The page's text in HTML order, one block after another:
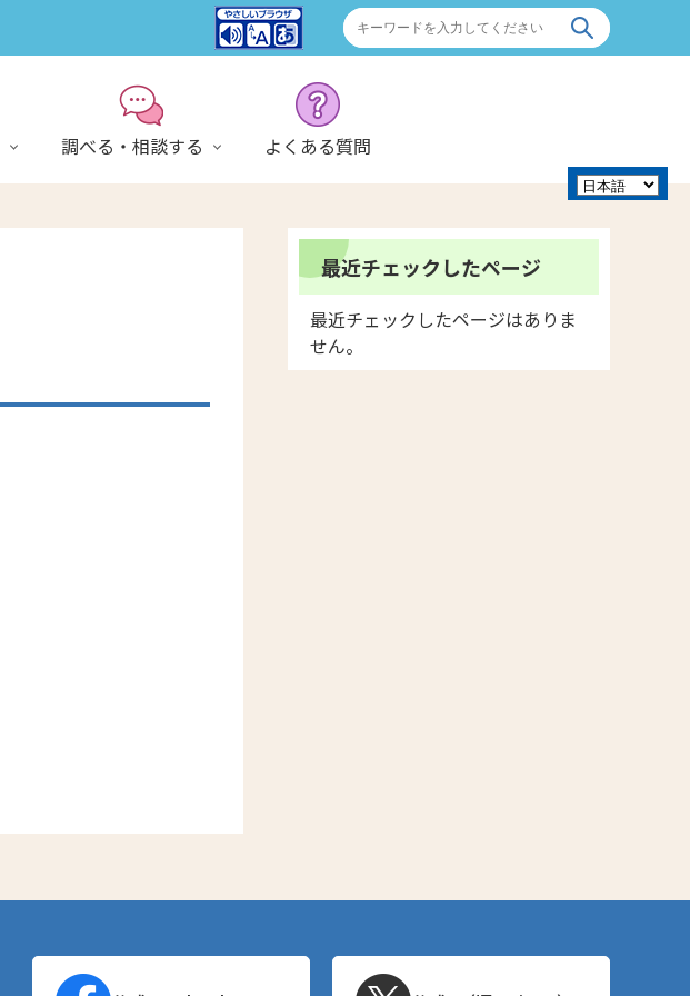
調べる・相談する よくある質問
最近チェックしたページ
最近チェックしたページはありま
せん。